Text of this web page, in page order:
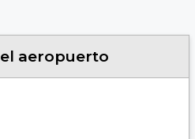
aeropuerto